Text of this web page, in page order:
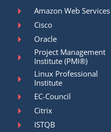
Amazon Web Services
Cisco
Oracle
Project Management
Institute (PMI®)
Linux Professional
Institute
EC-Council
Citrix
ISTQB